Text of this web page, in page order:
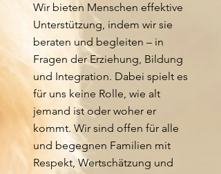
Wir bieten Menschen effektive
Unterstützung, indem wir sie
beraten und begleiten – in
Fragen der Erziehung, Bildung
und Integration. Dabei spielt es
für uns keine Rolle, wie alt
jemand ist oder woher er
kommt. Wir sind offen für alle
und begegnen Familien mit
Respekt, Wertschätzung und